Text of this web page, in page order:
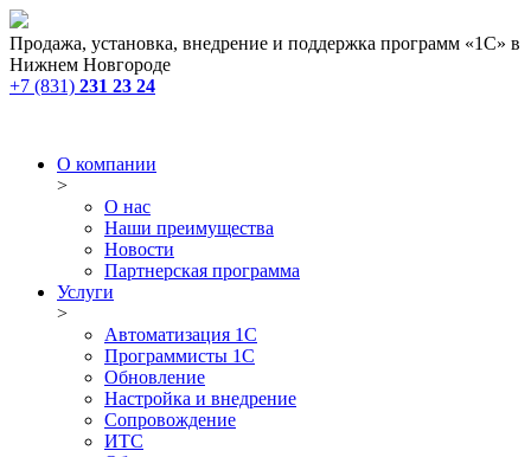
Продажа, установка, внедрение и поддержка программ «1С» в
Нижнем Новгороде
+7 (831) 231 23 24
О компании
>
О нас
Наши преимущества
Новости
Партнерская программа
Услуги
>
Автоматизация 1С
Программисты 1С
Обновление
Настройка и внедрение
Сопровождение
ИТС